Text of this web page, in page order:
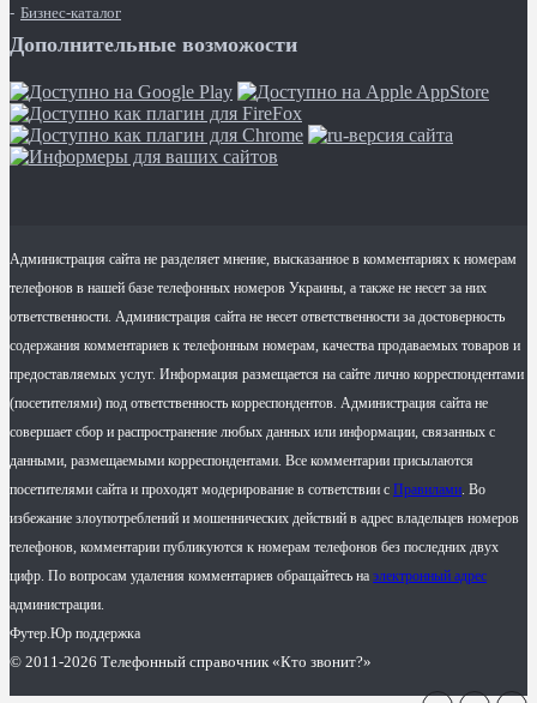
Бизнес-каталог
Дополнительные возможости
Администрация сайта не разделяет мнение, высказанное в комментариях к номерам
телефонов в нашей базе телефонных номеров Украины, а также не несет за них
ответственности. Администрация сайта не несет ответственности за достоверность
содержания комментариев к телефонным номерам, качества продаваемых товаров и
предоставляемых услуг. Информация размещается на сайте лично корреспондентами
(посетителями) под ответственность корреспондентов. Администрация сайта не
совершает сбор и распространение любых данных или информации, связанных с
данными, размещаемыми корреспондентами. Все комментарии присылаются
посетителями сайта и проходят модерирование в сответствии с Правилами. Во
избежание злоупотреблений и мошеннических действий в адрес владельцев номеров
телефонов, комментарии публикуются к номерам телефонов без последних двух
цифр. По вопросам удаления комментариев обращайтесь на электронный адрес
администрации.
Футер.Юр поддержка
© 2011-2026 Телефонный справочник «Кто звонит?»